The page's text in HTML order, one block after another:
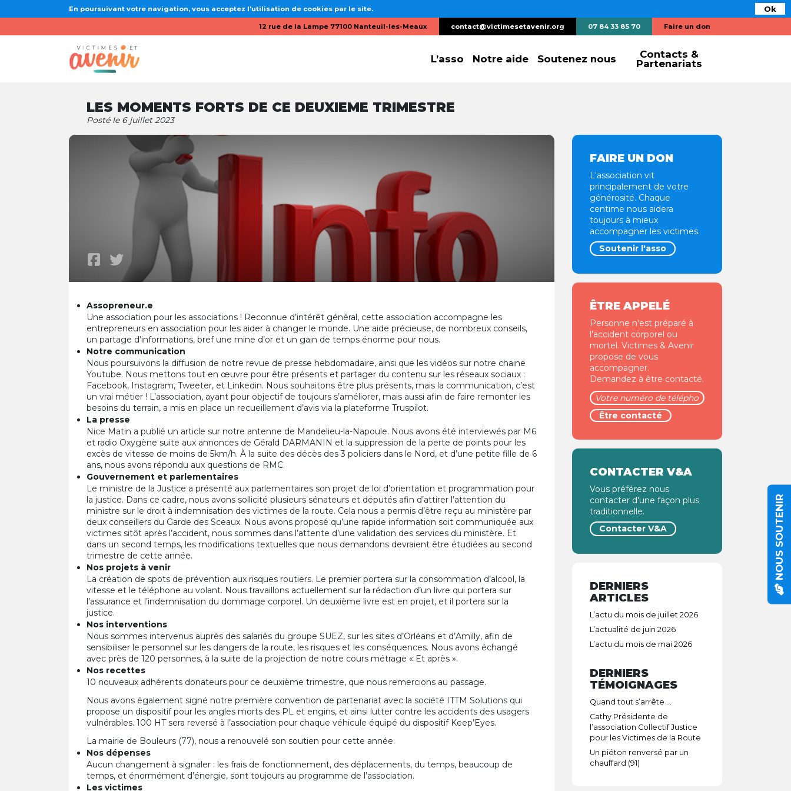
Ok
En poursuivant votre navigation, vous acceptez l'utilisation de cookies par le site.
12 rue de la Lampe 77100 Nanteuil-les-Meaux contact@victimesetavenir.org 07 84 33 85 70 Faire un don
L’asso Notre aide Soutenez nous
Contacts &
Partenariats
LES MOMENTS FORTS DE CE DEUXIEME TRIMESTRE
Posté le 6 juillet 2023
Assopreneur.e
Une association pour les associations ! Reconnue d’intérêt général, cette association accompagne les
entrepreneurs en association pour les aider à changer le monde. Une aide précieuse, de nombreux conseils,
un partage d’informations, bref une mine d’or et un gain de temps énorme pour nous.
Notre communication
Nous poursuivons la diffusion de notre revue de presse hebdomadaire, ainsi que les vidéos sur notre chaine
Youtube. Nous mettons tout en œuvre pour être présents et partager du contenu sur les réseaux sociaux :
Facebook, Instagram, Tweeter, et Linkedin. Nous souhaitons être plus présents, mais la communication, c’est
un vrai métier ! L’association, ayant pour objectif de toujours s’améliorer, mais aussi afin de faire remonter les
besoins du terrain, a mis en place un recueillement d’avis via la plateforme Truspilot.
La presse
Nice Matin a publié un article sur notre antenne de Mandelieu-la-Napoule. Nous avons été interviewés par M6
et radio Oxygène suite aux annonces de Gérald DARMANIN et la suppression de la perte de points pour les
excès de vitesse de moins de 5km/h. À la suite des décès des 3 policiers dans le Nord, et d’une petite fille de 6
ans, nous avons répondu aux questions de RMC.
Gouvernement et parlementaires
Le ministre de la Justice a présenté aux parlementaires son projet de loi d’orientation et programmation pour
la justice. Dans ce cadre, nous avons sollicité plusieurs sénateurs et députés afin d’attirer l’attention du
ministre sur le droit à indemnisation des victimes de la route. Cela nous a permis d’être reçu au ministère par
deux conseillers du Garde des Sceaux. Nous avons proposé qu’une rapide information soit communiquée aux
victimes sitôt après l’accident, nous sommes dans l’attente d’une validation des services du ministère. Et
dans un second temps, les modifications textuelles que nous demandons devraient être étudiées au second
trimestre de cette année.
Nos projets à venir
La création de spots de prévention aux risques routiers. Le premier portera sur la consommation d’alcool, la
vitesse et le téléphone au volant. Nous travaillons actuellement sur la rédaction d’un livre qui portera sur
l’assurance et l’indemnisation du dommage corporel. Un deuxième livre est en projet, et il portera sur la
justice.
Nos interventions
Nous sommes intervenus auprès des salariés du groupe SUEZ, sur les sites d’Orléans et d’Amilly, afin de
sensibiliser le personnel sur les dangers de la route, les risques et les conséquences. Nous avons échangé
avec près de 120 personnes, à la suite de la projection de notre cours métrage « Et après ».
Nos recettes
10 nouveaux adhérents donateurs pour ce deuxième trimestre, que nous remercions au passage.
Nous avons également signé notre première convention de partenariat avec la société ITTM Solutions qui
propose un dispositif pour les angles morts des PL et engins, et ainsi lutter contre les accidents des usagers
vulnérables. 100 HT sera reversé à l’association pour chaque véhicule équipé du dispositif Keep’Eyes.
La mairie de Bouleurs (77), nous a renouvelé son soutien pour cette année.
Nos dépenses
Aucun changement à signaler : les frais de fonctionnement, des déplacements, du temps, beaucoup de
temps, et énormément d’énergie, sont toujours au programme de l’association.
Les victimes
FAIRE UN DON
L'association vit
principalement de votre
générosité. Chaque
centime nous aidera
toujours à mieux
accompagner les victimes.
Soutenir l'asso
ÊTRE APPELÉ
Personne n'est préparé à
l'accident corporel ou
mortel. Victimes & Avenir
propose de vous
accompagner.
Demandez à être contacté.
CONTACTER V&A
Vous préférez nous
contacter d'une façon plus
traditionnelle.
Contacter V&A
DERNIERS
ARTICLES
L’actu du mois de juillet 2026
L’actualité de juin 2026
L’actu du mois de mai 2026
DERNIERS
TÉMOIGNAGES
Quand tout s’arrête …
Cathy Présidente de
l’association Collectif Justice
pour les Victimes de la Route
Un piéton renversé par un
chauffard (91)
NOUS SOUTENIR